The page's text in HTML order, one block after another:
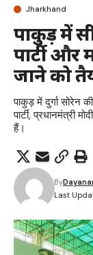
Jharkhand
पाकुड़ में
पार्टी और
जाने को
पाकुड़ में दुर्गा सोरेन
पार्टी, प्रधानमंत्री
हैं।
Last
By